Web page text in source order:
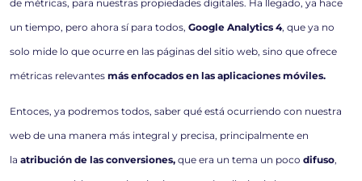
de métricas, para nuestras propiedades digitales. Ha llegado, ya hace
un tiempo, pero ahora sí para todos, Google Analytics 4, que ya no
solo mide lo que ocurre en las páginas del sitio web, sino que ofrece
métricas relevantes más enfocados en las aplicaciones móviles.
Entoces, ya podremos todos, saber qué está ocurriendo con nuestra
web de una manera más integral y precisa, principalmente en
la atribución de las conversiones, que era un tema un poco difuso,